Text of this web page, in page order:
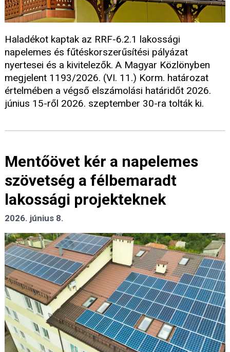
Haladékot kaptak az RRF-6.2.1 lakossági
napelemes és fűtéskorszerűsítési pályázat
nyertesei és a kivitelezők. A Magyar Közlönyben
megjelent 1193/2026. (VI. 11.) Korm. határozat
értelmében a végső elszámolási határidőt 2026.
június 15-ről 2026. szeptember 30-ra tolták ki.
Mentőövet kér a napelemes
szövetség a félbemaradt
lakossági projekteknek
2026. június 8.